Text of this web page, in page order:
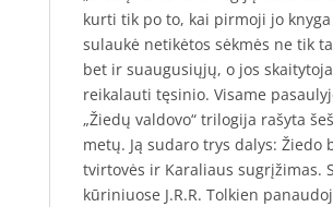
kurti tik po to, kai pirmoji jo knyga
sulaukė netikėtos sėkmės ne tik
bet ir suaugusiųjų, o jos
reikalauti tęsinio. Visame
„Žiedų valdovo“ trilogija rašyta
metų. Ją sudaro trys dalys: Žiedo
tvirtovės ir Karaliaus sugrįžimas.
kūriniuose J.R.R. Tolkien